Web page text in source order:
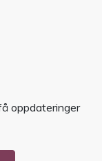
oppdateringer